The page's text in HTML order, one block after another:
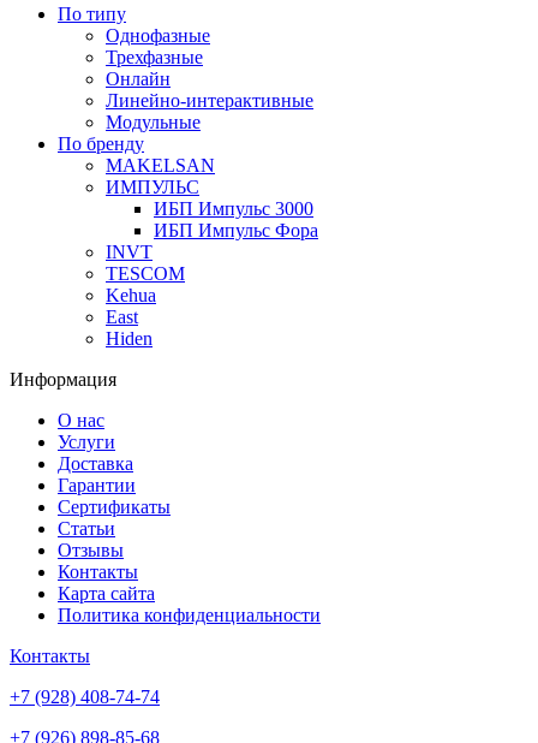
По типу
Однофазные
Трехфазные
Онлайн
Линейно-интерактивные
Модульные
По бренду
MAKELSAN
ИМПУЛЬС
ИБП Импульс 3000
ИБП Импульс Фора
INVT
TESCOM
Kehua
East
Hiden
Информация
О нас
Услуги
Доставка
Гарантии
Сертификаты
Статьи
Отзывы
Контакты
Карта сайта
Политика конфиденциальности
Контакты
+7 (928) 408-74-74
+7 (926) 898-85-68